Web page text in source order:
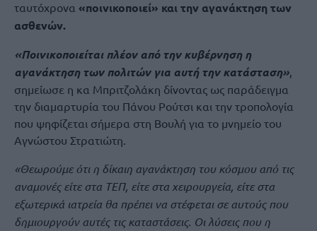
ταυτόχρονα «ποινικοποιεί» και την αγανάκτηση των
ασθενών.
«Ποινικοποιείται πλέον από την κυβέρνηση η
αγανάκτηση των πολιτών για αυτή την κατάσταση»,
σημείωσε η κα Μπριτζολάκη δίνοντας ως παράδειγμα
την διαμαρτυρία του Πάνου Ρούτσι και την τροπολογία
που ψηφίζεται σήμερα στη Βουλή για το μνημείο του
Αγνώστου Στρατιώτη.
«Θεωρούμε ότι η δίκαιη αγανάκτηση του κόσμου από τις
αναμονές είτε στα ΤΕΠ, είτε στα χειρουργεία, είτε στα
εξωτερικά ιατρεία θα πρέπει να στέφεται σε αυτούς που
δημιουργούν αυτές τις καταστάσεις. Οι λύσεις που η